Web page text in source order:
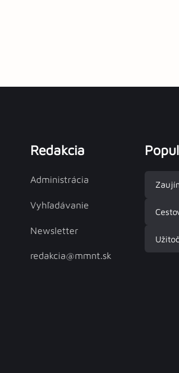
Redakcia
Administrácia
Vyhľadávanie
Newsletter
redakcia@mmnt.sk